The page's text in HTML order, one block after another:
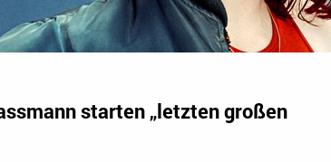
starten „letzten großen